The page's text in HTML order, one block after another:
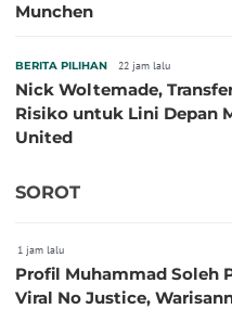
Munchen
BERITA PILIHAN 22 jam lalu
Nick Woltemade,
Risiko untuk Lini Depan
United
SOROT
1 jam lalu
Profil Muhammad Soleh
Viral No Justice,